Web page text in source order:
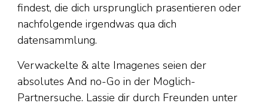
findest, die dich ursprunglich prasentieren oder
nachfolgende irgendwas qua dich
datensammlung.
Verwackelte & alte Imagenes seien der
absolutes And no-Go in der Moglich-
Partnersuche. Lassie dir durch Freunden unter